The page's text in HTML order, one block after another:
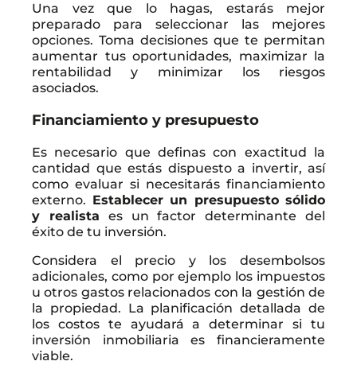
Una vez que lo hagas, estarás mejor
preparado para seleccionar las mejores
opciones. Toma decisiones que te permitan
aumentar tus oportunidades, maximizar la
rentabilidad y minimizar los riesgos
asociados.
Financiamiento y presupuesto
Es necesario que definas con exactitud la
cantidad que estás dispuesto a invertir, así
como evaluar si necesitarás financiamiento
externo. Establecer un presupuesto sólido
y realista es un factor determinante del
éxito de tu inversión.
Considera el precio y los desembolsos
adicionales, como por ejemplo los impuestos
u otros gastos relacionados con la gestión de
la propiedad. La planificación detallada de
los costos te ayudará a determinar si tu
inversión inmobiliaria es financieramente
viable.